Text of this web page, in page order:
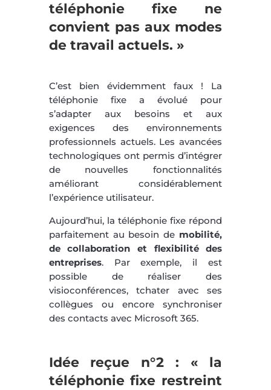
téléphonie fixe ne
convient pas aux modes
de travail actuels. »
C’est bien évidemment faux ! La
téléphonie fixe a évolué pour
s’adapter aux besoins et aux
exigences des environnements
professionnels actuels. Les avancées
technologiques ont permis d’intégrer
de nouvelles fonctionnalités
améliorant considérablement
l’expérience utilisateur.
Aujourd’hui, la téléphonie fixe répond
parfaitement au besoin de mobilité,
de collaboration et flexibilité des
entreprises. Par exemple, il est
possible de réaliser des
visioconférences, tchater avec ses
collègues ou encore synchroniser
des contacts avec Microsoft 365.
Idée reçue n°2 : « la
téléphonie fixe restreint